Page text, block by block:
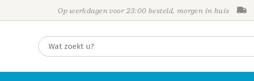
Op werkdagen voor 23:00 besteld, morgen in huis